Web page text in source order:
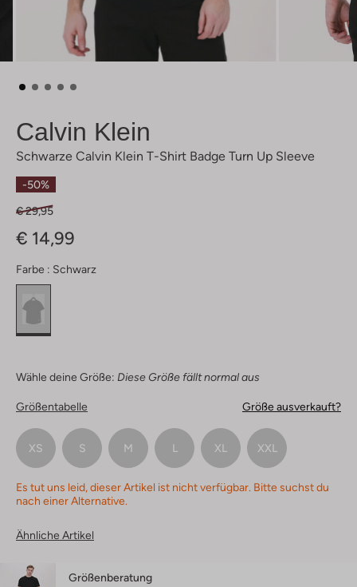
Calvin Klein
Schwarze Calvin Klein T-Shirt Badge Turn Up Sleeve
-50%
€ 29,95
€ 14,99
Farbe : Schwarz
Wähle deine Größe: Diese Größe fällt normal aus
Größentabelle Größe ausverkauft?
XS S M L XL XXL
Es tut uns leid, dieser Artikel ist nicht verfügbar. Bitte suchst du
nach einer Alternative.
Ähnliche Artikel
Größenberatung